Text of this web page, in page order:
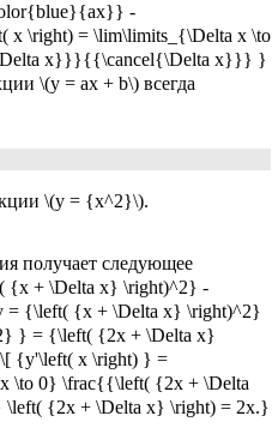
-
x \right) = \lim\limits_{\Delta x \to
x}}}{{\cancel{\Delta x}}} }
\(y = ax + b\) всегда
\(y = {x^2}\).
получает следующее
{x + \Delta x} \right)^2} -
= {\left( {x + \Delta x} \right)^2}
} = {\left( {2x + \Delta x}
{y'\left( x \right) } =
\to 0} \frac{{\left( {2x + \Delta
{2x + \Delta x} \right) = 2x.}